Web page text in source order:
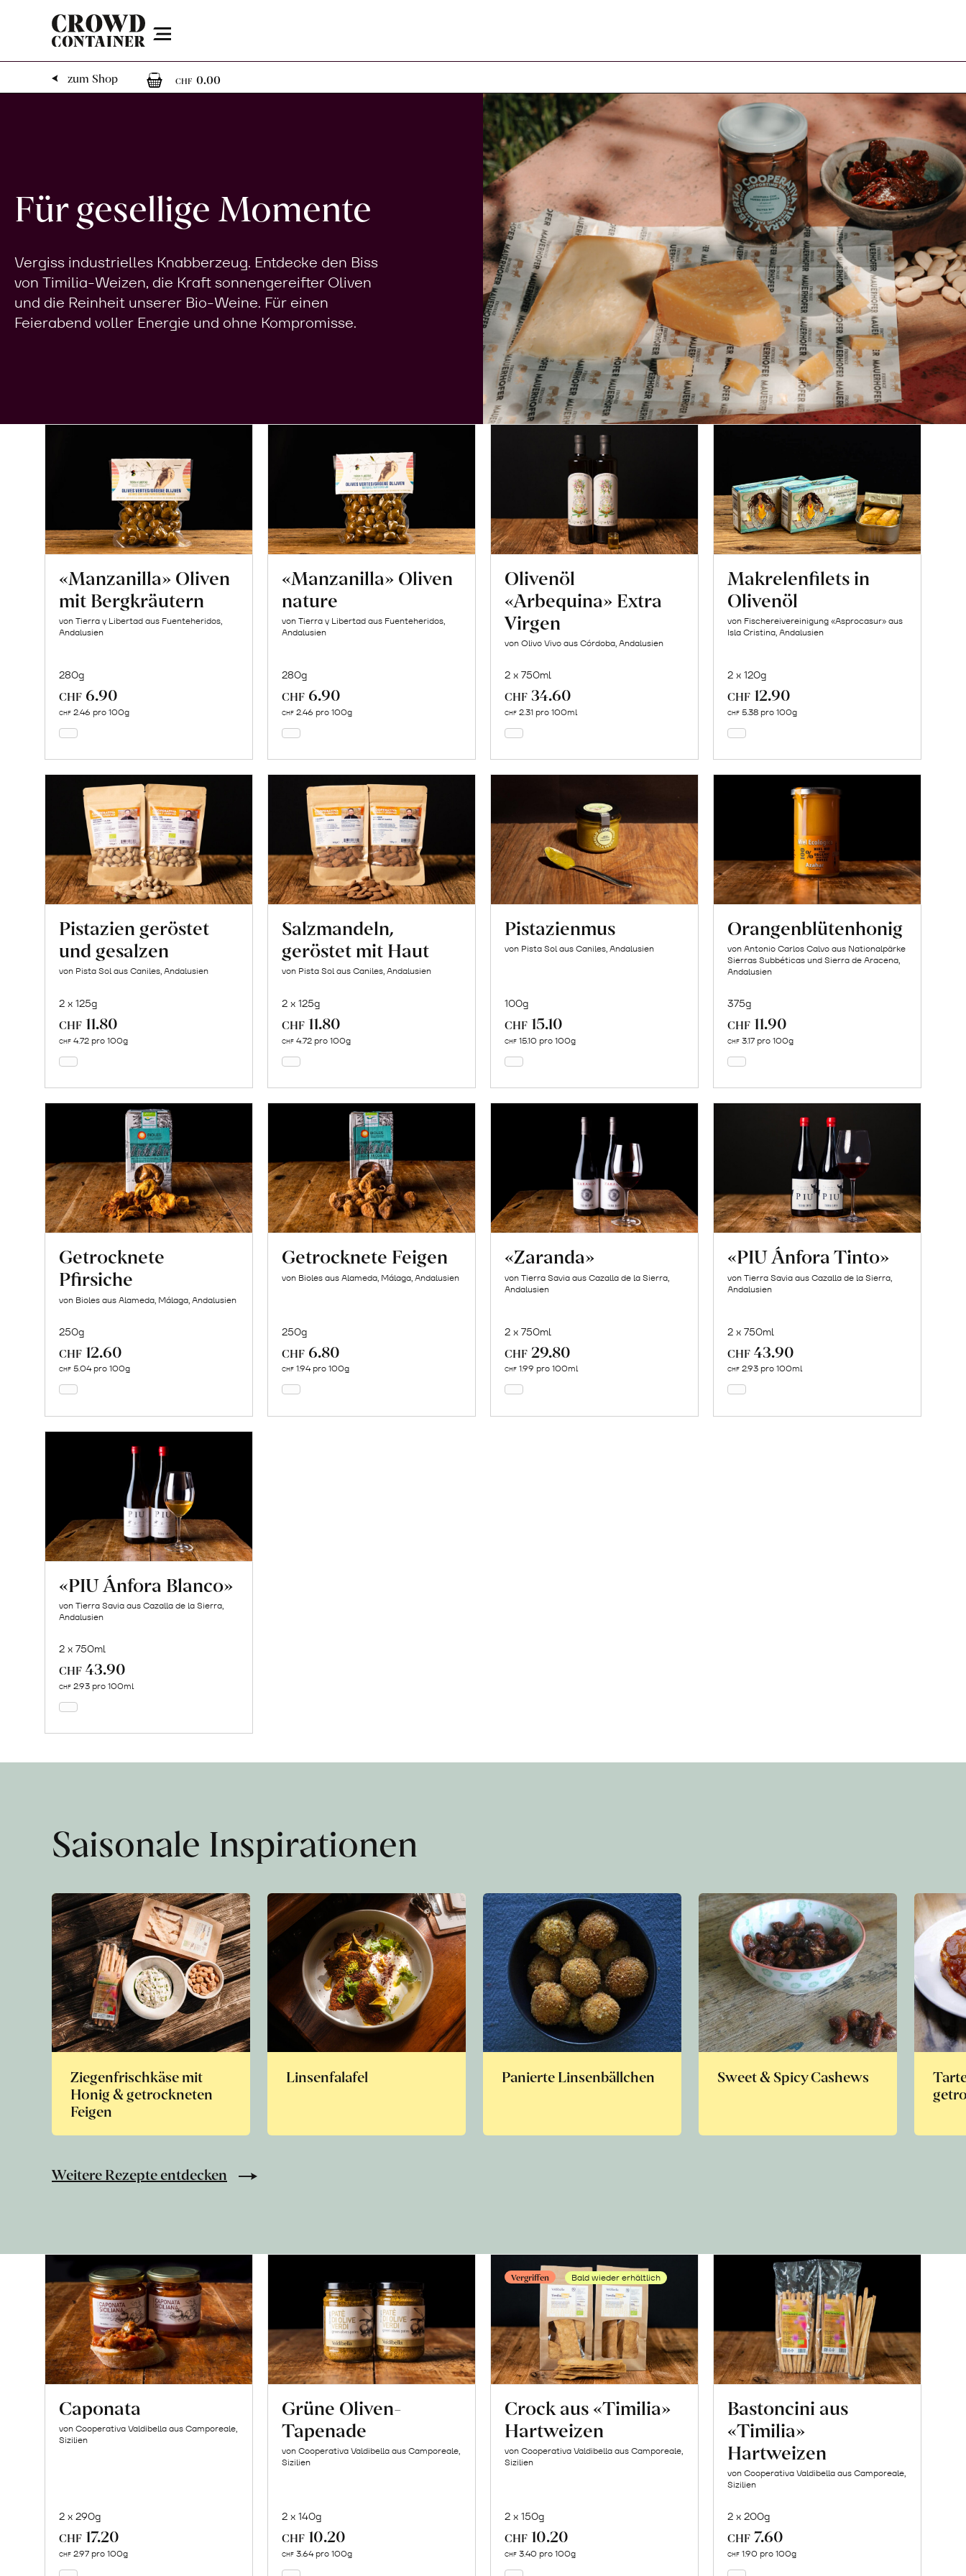
Menu
zum Shop
CHF 0.00
Für gesellige Momente
Vergiss industrielles Knabberzeug. Entdecke den Biss
von Timilia-Weizen, die Kraft sonnengereifter Oliven
und die Reinheit unserer Bio-Weine. Für einen
Feierabend voller Energie und ohne Kompromisse.
«Manzanilla» Oliven
mit Bergkräutern
von Tierra y Libertad aus Fuenteheridos,
Andalusien
280g
CHF 6.90
CHF 2.46 pro 100g
«Manzanilla» Oliven
nature
von Tierra y Libertad aus Fuenteheridos,
Andalusien
280g
CHF 6.90
CHF 2.46 pro 100g
Olivenöl
«Arbequina» Extra
Virgen
von Olivo Vivo aus Córdoba, Andalusien
2 x 750ml
CHF 34.60
CHF 2.31 pro 100ml
Makrelenfilets in
Olivenöl
von Fischereivereinigung «Asprocasur» aus
Isla Cristina, Andalusien
2 x 120g
CHF 12.90
CHF 5.38 pro 100g
Pistazien geröstet
und gesalzen
von Pista Sol aus Caniles, Andalusien
2 x 125g
CHF 11.80
CHF 4.72 pro 100g
Salzmandeln,
geröstet mit Haut
von Pista Sol aus Caniles, Andalusien
2 x 125g
CHF 11.80
CHF 4.72 pro 100g
Pistazienmus
von Pista Sol aus Caniles, Andalusien
100g
CHF 15.10
CHF 15.10 pro 100g
Orangenblütenhonig
von Antonio Carlos Calvo aus Nationalpärke
Sierras Subbéticas und Sierra de Aracena,
Andalusien
375g
CHF 11.90
CHF 3.17 pro 100g
Getrocknete
Pfirsiche
von Bioles aus Alameda, Málaga, Andalusien
250g
CHF 12.60
CHF 5.04 pro 100g
Getrocknete Feigen
von Bioles aus Alameda, Málaga, Andalusien
250g
CHF 6.80
CHF 1.94 pro 100g
«Zaranda»
von Tierra Savia aus Cazalla de la Sierra,
Andalusien
2 x 750ml
CHF 29.80
CHF 1.99 pro 100ml
«PIU Ánfora Tinto»
von Tierra Savia aus Cazalla de la Sierra,
Andalusien
2 x 750ml
CHF 43.90
CHF 2.93 pro 100ml
«PIU Ánfora Blanco»
von Tierra Savia aus Cazalla de la Sierra,
Andalusien
2 x 750ml
CHF 43.90
CHF 2.93 pro 100ml
Saisonale Inspirationen
Ziegenfrischkäse mit
Honig & getrockneten
Feigen
Linsenfalafel Panierte Linsenbällchen Sweet & Spicy Cashews
Weitere Rezepte entdecken
Caponata
von Cooperativa Valdibella aus Camporeale,
Sizilien
2 x 290g
CHF 17.20
CHF 2.97 pro 100g
Grüne Oliven-
Tapenade
von Cooperativa Valdibella aus Camporeale,
Sizilien
2 x 140g
CHF 10.20
CHF 3.64 pro 100g
Vergriffen Bald wieder erhältlich
Crock aus «Timilia»
Hartweizen
von Cooperativa Valdibella aus Camporeale,
Sizilien
2 x 150g
CHF 10.20
CHF 3.40 pro 100g
Bastoncini aus
«Timilia»
Hartweizen
von Cooperativa Valdibella aus Camporeale,
Sizilien
2 x 200g
CHF 7.60
CHF 1.90 pro 100g